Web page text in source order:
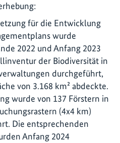
für die Entwicklung
wurde
2022 und Anfang 2023
der Biodiversität in
durchgeführt,
von 3.168 km² abdeckte.
wurde von 137 Förstern in
(4x4 km)
Die entsprechenden
Anfang 2024